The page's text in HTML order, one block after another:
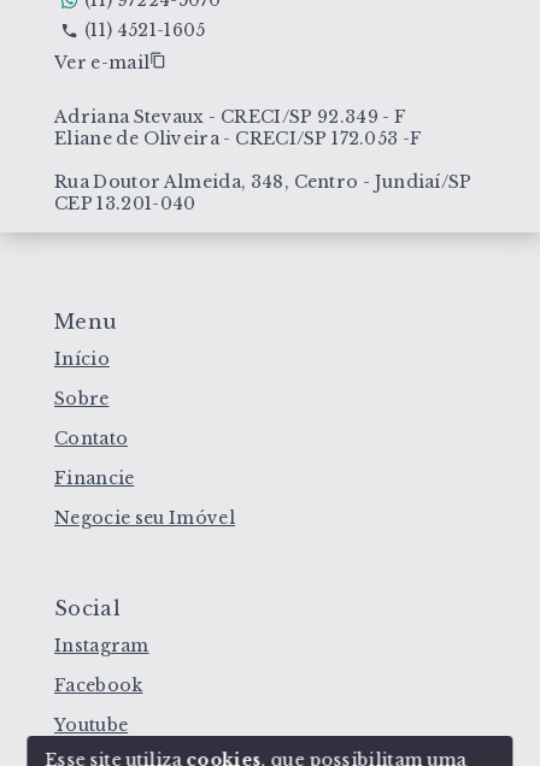
Menu
Início
Sobre
Contato
Financie
Negocie seu Imóvel
Social
Instagram
Facebook
Youtube
(11) 4521-1605
Ver e-mail
Adriana Stevaux - CRECI/SP 92.349 - F
Eliane de Oliveira - CRECI/SP 172.053 -F
Rua Doutor Almeida, 348, Centro - Jundiaí/SP
CEP 13.201-040
Esse site utiliza cookies, que possibilitam uma